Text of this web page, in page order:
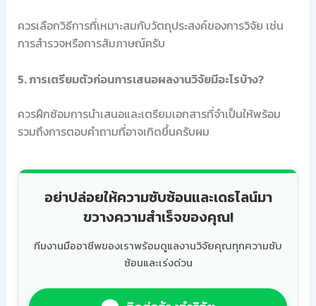
ควรเลือกวิธีการที่เหมาะสมกับวัตถุประสงค์ของการวิจัย เช่น
การสำรวจหรือการสัมภาษณ์ครับ
5. การเตรียมตัวก่อนการเสนอผลงานวิจัยมีอะไรบ้าง?
ควรฝึกซ้อมการนำเสนอและเตรียมเอกสารที่จำเป็นให้พร้อม
รวมถึงการตอบคำถามที่อาจเกิดขึ้นครับผม
อย่าปล่อยให้ความซับซ้อนและเดธไลน์มา
ขวางความสำเร็จของคุณ!
ทีมงานมืออาชีพของเราพร้อมดูแลงานวิจัยคุณทุกความซับ
ซ้อนและเร่งด่วน